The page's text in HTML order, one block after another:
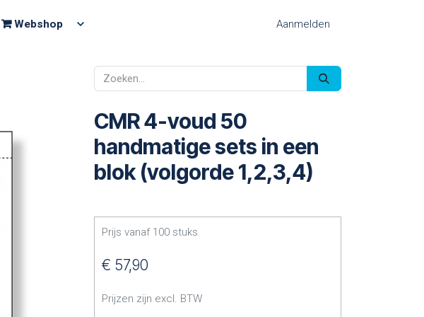
Webshop Aanmelden
CMR 4-voud 50
handmatige sets in een
blok (volgorde 1,2,3,4)
Prijs vanaf 100 stuks
€ 57,90
Prijzen zijn excl. BTW